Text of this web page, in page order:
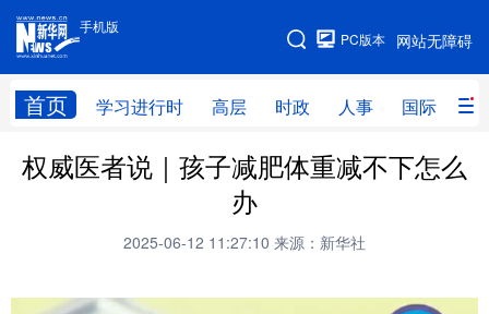
手机版
网站无障碍
PC版本
首页 学习进行时 高层 时政 人事 国际 财
手机版
网站地图
学习进行时 高层 时政 人事
思客智库 全球连线
科技 科普 体育 文化
权威医者说｜孩子减肥体重减不下怎么
办
2025-06-12 11:27:10 来源：新华社